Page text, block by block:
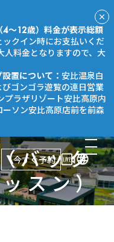
～12歳）料金が表示総額
ックイン時にお支払いくだ
人料金となりますので、大
置について： 安比温泉白
ゴンゴラ遊覧の連日営業
ラザリゾート安比高原内
ソン安比高原店前を前森
今すぐ予約
バック
スン）